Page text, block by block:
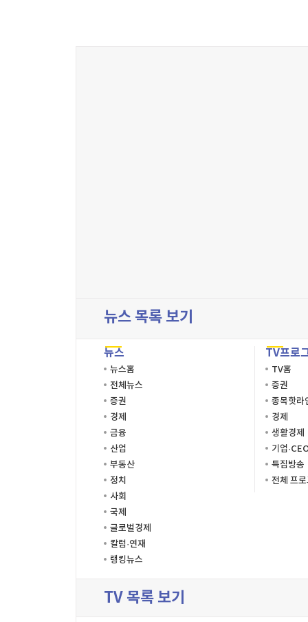
뉴스 목록 보기
뉴스
뉴스홈
전체뉴스
증권
경제
금융
산업
부동산
정치
사회
국제
글로벌경제
칼럼·연재
랭킹뉴스
TV프로
TV홈
증권
종목핫라
경제
생활경제
기업
특집방송
전체 프
TV 목록 보기